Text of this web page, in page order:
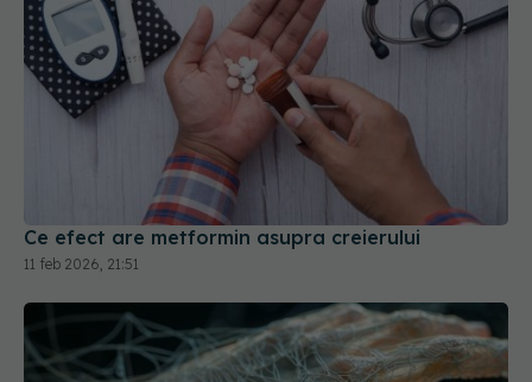
Ce efect are metformin asupra creierului
11 feb 2026, 21:51